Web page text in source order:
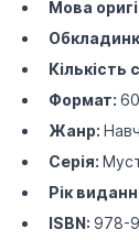
Мова
Кількість
Формат:
Жанр:
Серія:
Рік
ISBN:978-